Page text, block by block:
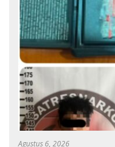
Agustus 6, 2026